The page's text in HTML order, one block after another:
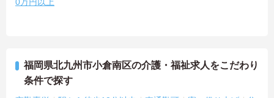
福岡県北九州市小倉南区の介護・福祉求人をこだわり
条件で探す